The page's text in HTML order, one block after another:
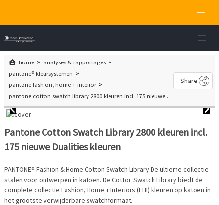
home
analyses & rapportages
pantone® kleursystemen
pantone fashion, home + interior
pantone cotton swatch library 2800 kleuren incl. 175 nieuwe dualities kleuren
Share
Pantone Cotton Swatch Library 2800 kleuren incl.
175 nieuwe Dualities kleuren
PANTONE® Fashion & Home Cotton Swatch Library De ultieme collectie
stalen voor ontwerpen in katoen. De Cotton Swatch Library biedt de
complete collectie Fashion, Home + Interiors (FHI) kleuren op katoen in
het grootste verwijderbare swatchformaat.